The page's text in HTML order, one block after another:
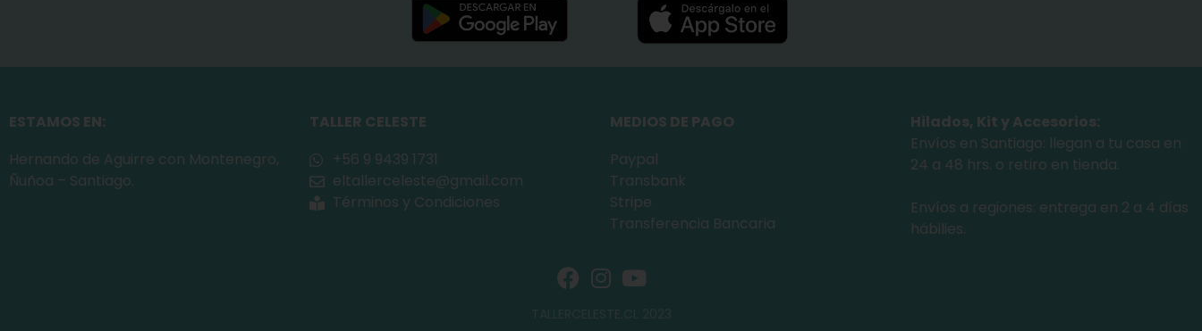
ESTAMOS EN:
Hernando de Aguirre con Montenegro,
Ñuñoa – Santiago.
TALLER CELESTE
+56 9 9439 1731
eltallerceleste@gmail.com
Términos y Condiciones
MEDIOS DE PAGO
Paypal
Transbank
Stripe
Transferencia Bancaria
Hilados, Kit y Accesorios:
Envíos en Santiago: llegan a tu casa en
24 a 48 hrs. o retiro en tienda.
Envíos a regiones: entrega en 2 a 4 días
hábilies.